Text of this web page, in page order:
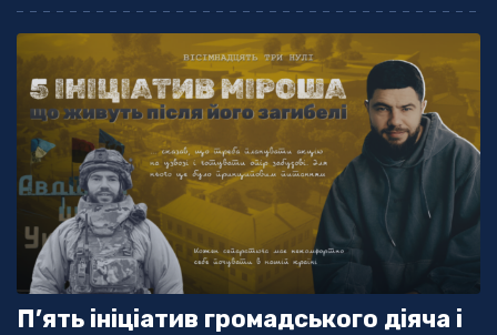
П’ять ініціатив громадського діяча і